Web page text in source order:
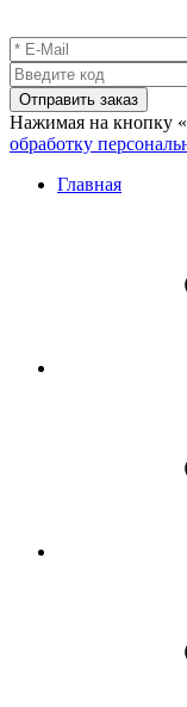
Отправить заказ
Нажимая на кнопку
обработку
Главная